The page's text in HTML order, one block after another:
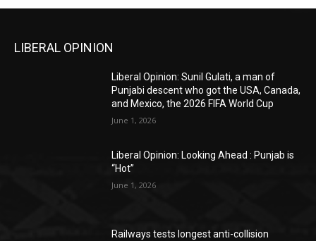
LIBERAL OPINION
Liberal Opinion: Sunil Gulati, a man of
Punjabi descent who got the USA, Canada,
and Mexico, the 2026 FIFA World Cup
June 1, 2026
Liberal Opinion: Looking Ahead : Punjab is
“Hot”
June 1, 2026
Railways tests longest anti-collision